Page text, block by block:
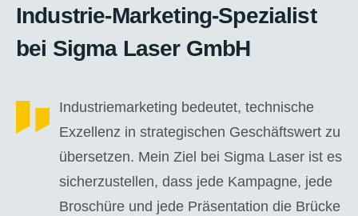
Industrie-Marketing-Spezialist
bei Sigma Laser GmbH
Industriemarketing bedeutet, technische
Exzellenz in strategischen Geschäftswert zu
übersetzen. Mein Ziel bei Sigma Laser ist es
sicherzustellen, dass jede Kampagne, jede
Broschüre und jede Präsentation die Brücke